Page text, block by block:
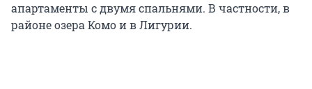
апартаменты с двумя спальнями. В частности, в
районе озера Комо и в Лигурии.